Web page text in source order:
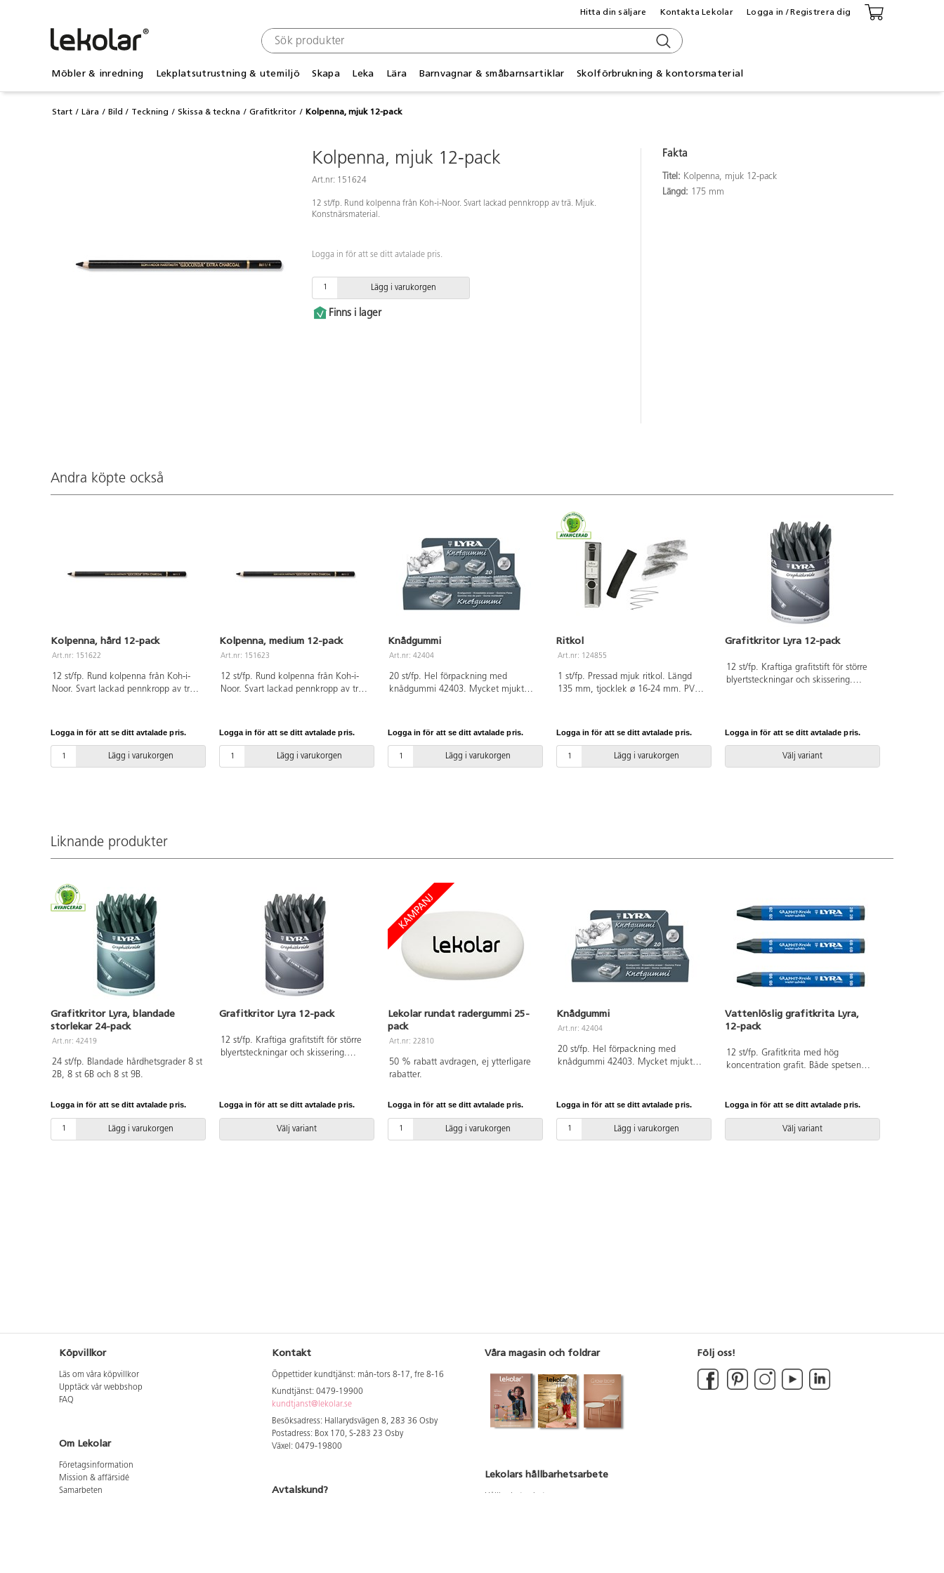
Möbler & inredning Lekplatsutrustning & utemiljö Skapa Leka Lära Barnvagnar & småbarnsartiklar Skolförbrukning & kontorsmaterial
Hitta din säljare Kontakta Lekolar Logga in / Registrera dig
Start Lära Bild Teckning Skissa & teckna Grafitkritor Kolpenna, mjuk 12-pack
Kolpenna, mjuk 12-pack
Art.nr: 151624
12 st/fp. Rund kolpenna från Koh-i-Noor. Svart lackad pennkropp av trä. Mjuk.
Konstnärsmaterial.
Logga in för att se ditt avtalade pris.
Lägg i varukorgen
Finns i lager
Fakta
Titel: Kolpenna, mjuk 12-pack
Längd: 175 mm
Andra köpte också
Kolpenna, hård 12-pack
Art.nr: 151622
12 st/fp. Rund kolpenna från Koh-i-
Noor. Svart lackad pennkropp av trä.
Logga in för att se ditt avtalade pris.
Lägg i varukorgen
Kolpenna, medium 12-pack
Art.nr: 151623
12 st/fp. Rund kolpenna från Koh-i-
Noor. Svart lackad pennkropp av trä.
Logga in för att se ditt avtalade pris.
Lägg i varukorgen
Knådgummi
Art.nr: 42404
20 st/fp. Hel förpackning med
knådgummi 42403. Mycket mjukt
kritor samt torra pasteller. Av
naturgummi med vegetabiliskt
Logga in för att se ditt avtalade pris.
Lägg i varukorgen
Ritkol
Art.nr: 124855
1 st/fp. Pressad mjuk ritkol. Längd
135 mm, tjocklek ø 16-24 mm. PVC-
Logga in för att se ditt avtalade pris.
Lägg i varukorgen
Grafitkritor Lyra 12-pack
12 st/fp. Kraftiga grafitstift för större
blyertsteckningar och skissering.
Logga in för att se ditt avtalade pris.
Välj variant
Liknande produkter
Grafitkritor Lyra, blandade
storlekar 24-pack
Art.nr: 42419
24 st/fp. Blandade hårdhetsgrader 8 st
2B, 8 st 6B och 8 st 9B.
Logga in för att se ditt avtalade pris.
Lägg i varukorgen
Grafitkritor Lyra 12-pack
12 st/fp. Kraftiga grafitstift för större
blyertsteckningar och skissering.
Logga in för att se ditt avtalade pris.
Välj variant
Lekolar rundat radergummi 25-
pack
Art.nr: 22810
50 % rabatt avdragen, ej ytterligare
rabatter.
Logga in för att se ditt avtalade pris.
Lägg i varukorgen
Knådgummi
Art.nr: 42404
20 st/fp. Hel förpackning med
knådgummi 42403. Mycket mjukt
kritor samt torra pasteller. Av
naturgummi med vegetabiliskt
Logga in för att se ditt avtalade pris.
Lägg i varukorgen
Vattenlöslig grafitkrita Lyra,
12-pack
12 st/fp. Grafitkrita med hög
koncentration grafit. Både spetsen
teckning eller används på fuktat
skyddar ytan på färdigt verk.
Konstnärsmaterial.
Logga in för att se ditt avtalade pris.
Välj variant
Köpvillkor
Läs om våra köpvillkor
Upptäck vår webbshop
FAQ
Om Lekolar
Företagsinformation
Mission & affärsidé
Samarbeten
Kontakt
Öppettider kundtjänst: mån-tors 8-17, fre 8-16
Kundtjänst: 0479-19900
kundtjanst@lekolar.se
Besöksadress: Hallarydsvägen 8, 283 36 Osby
Postadress: Box 170, S-283 23 Osby
Växel: 0479-19800
Avtalskund?
Våra magasin och foldrar
Lekolars hållbarhetsarbete
Följ oss!